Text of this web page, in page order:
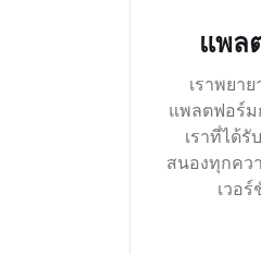
แพล
เราพยา
แพลตฟอร์ม
เราที่ได้รั
สนองทุกคว
เวอ